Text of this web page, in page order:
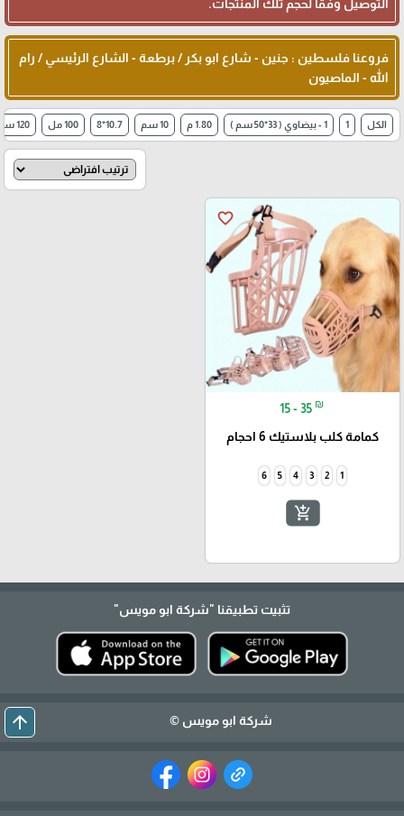
التوصيل وفقاً لحجم تلك المنتجات.
فروعنا فلسطين : جنين - شارع ابو بكر / برطعة - الشارع الرئيسي / رام
الله - الماصيون
الكل 1 1 - بيضاوي ( 33*50 سم ) 1.80 م 10 سم 10.7*8 100 مل 120 سم* 3
favorite_border
15 - 35 ₪
كمامة كلب بلاستيك 6 احجام
1
2
3
4
5
6
add_shopping_cart
تثبيت تطبيقنا "شركة ابو مويس"
شركة ابو مويس © arrow_upward